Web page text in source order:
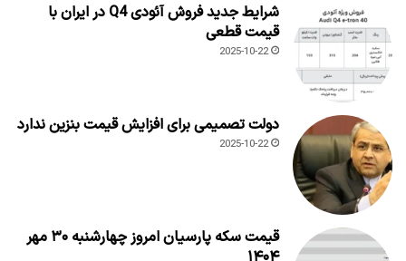
شرایط جدید فروش آئودی Q4 در ایران با
قیمت قطعی
2025-10-22
دولت تصمیمی برای افزایش قیمت بنزین ندارد
2025-10-22
قیمت سکه پارسیان امروز چهارشنبه ۳۰ مهر